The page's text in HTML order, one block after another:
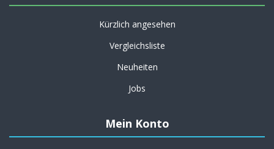
Kürzlich angesehen
Vergleichsliste
Neuheiten
Jobs
Mein Konto